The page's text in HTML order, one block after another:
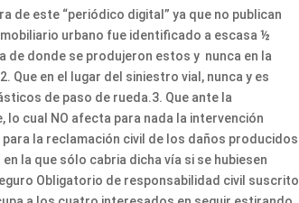
de este “periódico digital” ya que no publican
urbano fue identificado a escasa ½
de donde se produjeron estos y nunca en la
Que en el lugar del siniestro vial, nunca y es
de paso de rueda.3. Que ante la
cual NO afecta para nada la intervención
la reclamación civil de los daños producidos
la que sólo cabria dicha vía si se hubiesen
Obligatorio de responsabilidad civil suscrito